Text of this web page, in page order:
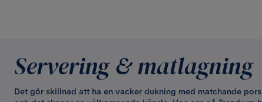
Servering & matlagning
Det gör skillnad att ha en vacker dukning med matchande